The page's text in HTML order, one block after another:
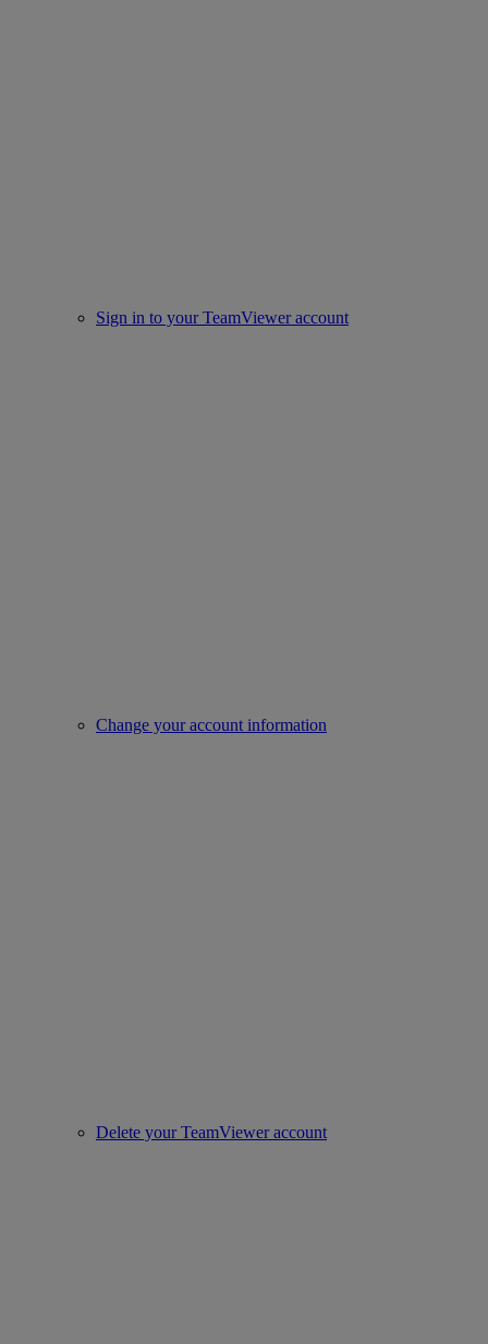
Sign in to your TeamViewer account
Change your account information
Delete your TeamViewer account